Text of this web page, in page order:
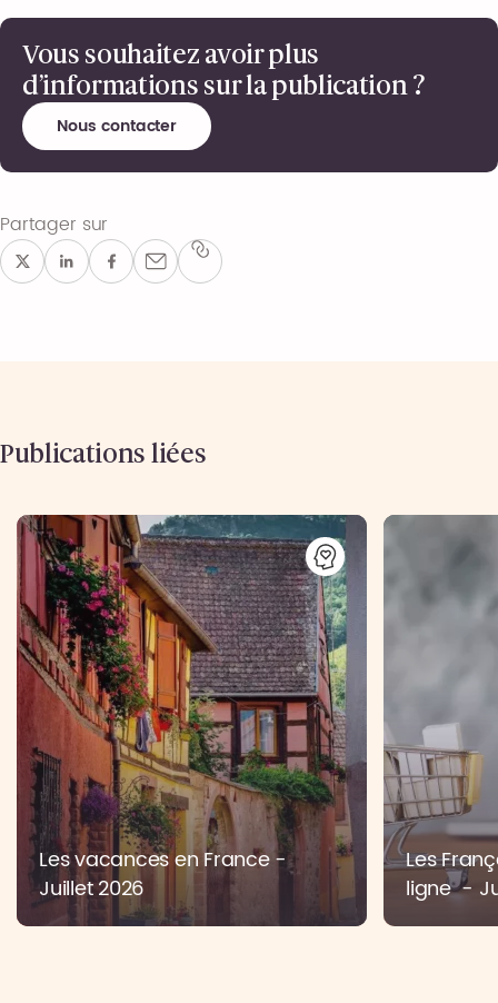
Vous souhaitez avoir plus
d’informations sur la publication ?
Nous contacter
Partager sur
Publications liées
Les vacances en France -
Juillet 2026
Les
ligne -